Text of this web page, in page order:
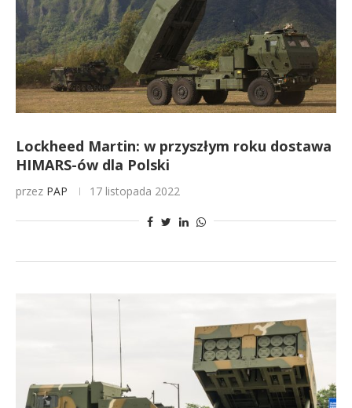
Lockheed Martin: w przyszłym roku dostawa
HIMARS-ów dla Polski
przez PAP 17 listopada 2022